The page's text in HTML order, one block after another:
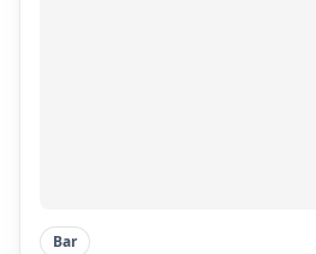
Bar